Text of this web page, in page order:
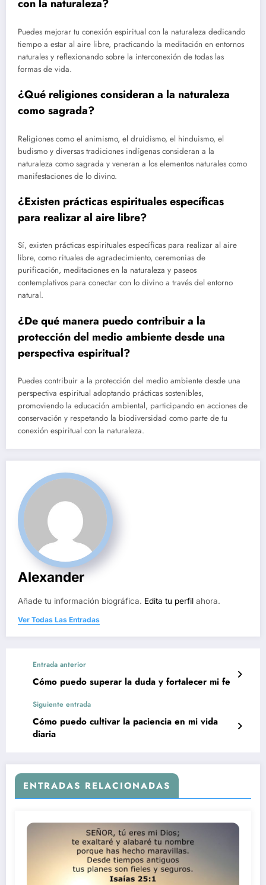
con la naturaleza?
Puedes mejorar tu conexión espiritual con la naturaleza dedicando
tiempo a estar al aire libre, practicando la meditación en entornos
naturales y reflexionando sobre la interconexión de todas las
formas de vida.
¿Qué religiones consideran a la naturaleza
como sagrada?
Religiones como el animismo, el druidismo, el hinduismo, el
budismo y diversas tradiciones indígenas consideran a la
naturaleza como sagrada y veneran a los elementos naturales como
manifestaciones de lo divino.
¿Existen prácticas espirituales específicas
para realizar al aire libre?
Sí, existen prácticas espirituales específicas para realizar al aire
libre, como rituales de agradecimiento, ceremonias de
purificación, meditaciones en la naturaleza y paseos
contemplativos para conectar con lo divino a través del entorno
natural.
¿De qué manera puedo contribuir a la
protección del medio ambiente desde una
perspectiva espiritual?
Puedes contribuir a la protección del medio ambiente desde una
perspectiva espiritual adoptando prácticas sostenibles,
promoviendo la educación ambiental, participando en acciones de
conservación y respetando la biodiversidad como parte de tu
conexión espiritual con la naturaleza.
Alexander
Añade tu información biográfica. Edita tu perfil ahora.
Ver Todas Las Entradas
Entrada anterior
Cómo puedo superar la duda y fortalecer mi fe
Siguiente entrada
Cómo puedo cultivar la paciencia en mi vida
diaria
ENTRADAS RELACIONADAS